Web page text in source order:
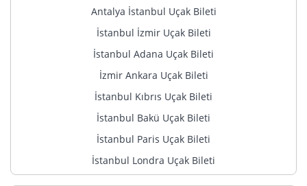
Antalya İstanbul Uçak Bileti
İstanbul İzmir Uçak Bileti
İstanbul Adana Uçak Bileti
İzmir Ankara Uçak Bileti
İstanbul Kıbrıs Uçak Bileti
İstanbul Bakü Uçak Bileti
İstanbul Paris Uçak Bileti
İstanbul Londra Uçak Bileti